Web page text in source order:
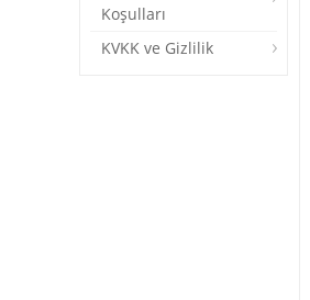
Koşulları
KVKK ve Gizlilik